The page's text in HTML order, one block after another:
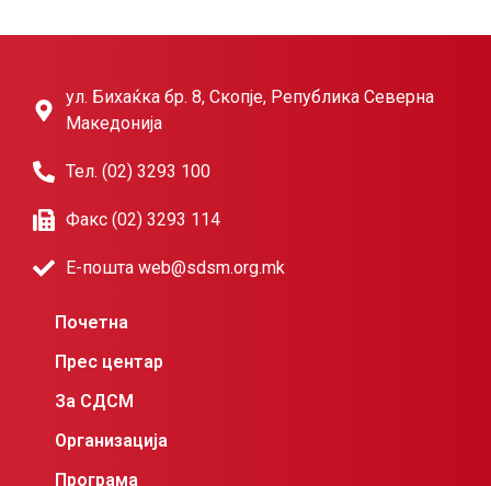
ул. Бихаќка бр. 8, Скопје, Република Северна
Македонија
Тел. (02) 3293 100
Факс (02) 3293 114
Е-пошта web@sdsm.org.mk
Почетна
Прес центар
За СДСМ
Организација
Програма